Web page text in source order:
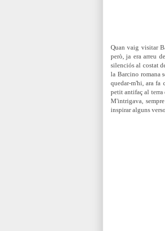
Quan vaig visitar
però, ja era arreu
silenciós al costat
la Barcino romana
quedar-m'hi, ara fa
petit antifaç al terra
M'intrigava,
inspirar alguns